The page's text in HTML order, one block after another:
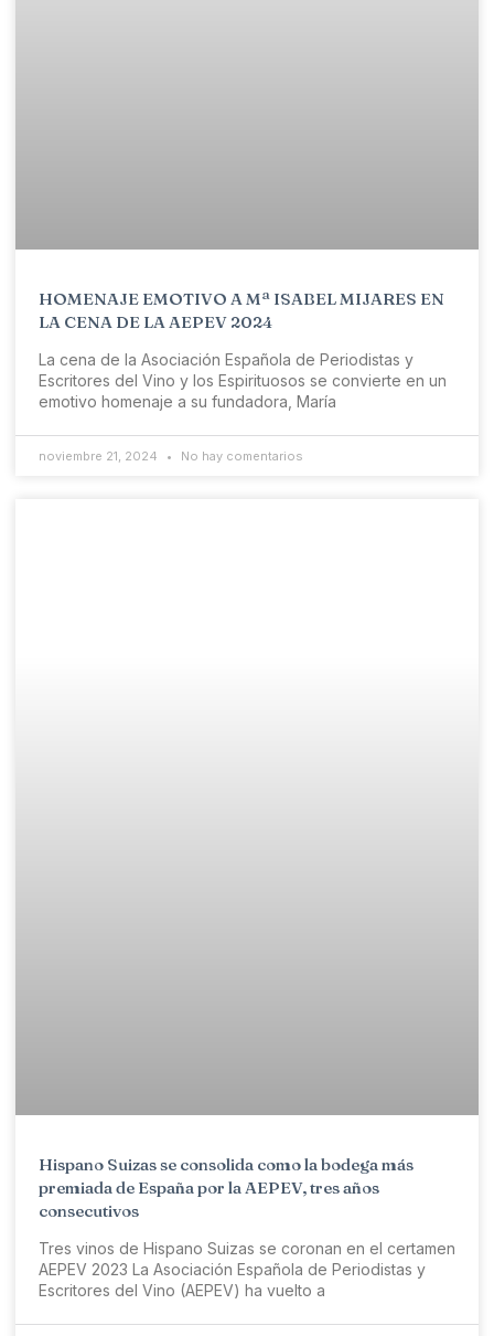
HOMENAJE EMOTIVO A Mª ISABEL MIJARES EN
LA CENA DE LA AEPEV 2024
La cena de la Asociación Española de Periodistas y
Escritores del Vino y los Espirituosos se convierte en un
emotivo homenaje a su fundadora, María
noviembre 21, 2024 No hay comentarios
Hispano Suizas se consolida como la bodega más
premiada de España por la AEPEV, tres años
consecutivos
Tres vinos de Hispano Suizas se coronan en el certamen
AEPEV 2023 La Asociación Española de Periodistas y
Escritores del Vino (AEPEV) ha vuelto a